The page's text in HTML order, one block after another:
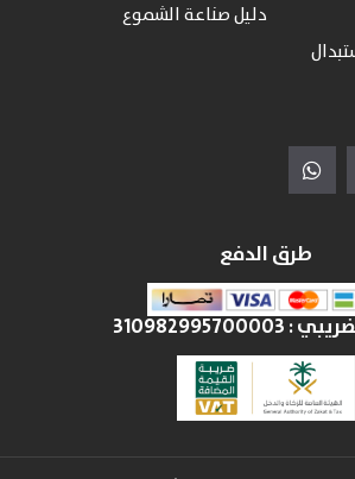
دليل صناعة الشموع
طرق الدفع
:
310982995700003